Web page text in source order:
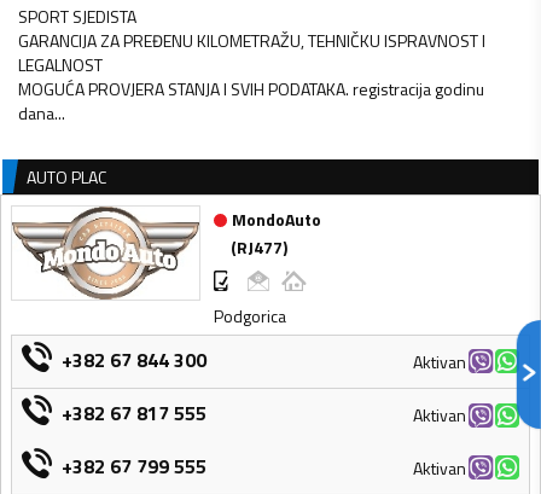
SPORT SJEDISTA
GARANCIJA ZA PREĐENU KILOMETRAŽU, TEHNIČKU ISPRAVNOST I
LEGALNOST
MOGUĆA PROVJERA STANJA I SVIH PODATAKA. registracija godinu
dana...
AUTO PLAC
MondoAuto
(RJ477)
Podgorica
+382 67 844 300 Aktivan
+382 67 817 555 Aktivan
+382 67 799 555
Aktivan